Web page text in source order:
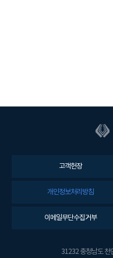
고객헌장
개인정보처리방침
이메일무단수집거부
31232 충청남도 천